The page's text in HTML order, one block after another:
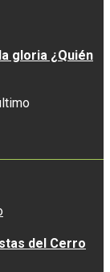
gloria ¿Quién
del Cerro